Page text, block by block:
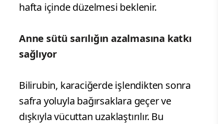
hafta içinde düzelmesi beklenir.
Anne sütü sarılığın azalmasına katkı
sağlıyor
Bilirubin, karaciğerde işlendikten sonra
safra yoluyla bağırsaklara geçer ve
dışkıyla vücuttan uzaklaştırılır. Bu